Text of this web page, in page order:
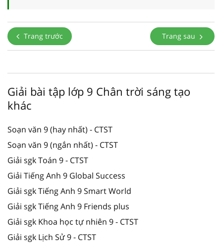
Trang trước Trang sau
Giải bài tập lớp 9 Chân trời sáng tạo
khác
Soạn văn 9 (hay nhất) - CTST
Soạn văn 9 (ngắn nhất) - CTST
Giải sgk Toán 9 - CTST
Giải Tiếng Anh 9 Global Success
Giải sgk Tiếng Anh 9 Smart World
Giải sgk Tiếng Anh 9 Friends plus
Giải sgk Khoa học tự nhiên 9 - CTST
Giải sgk Lịch Sử 9 - CTST